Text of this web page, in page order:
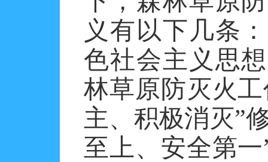
义有以下几条
色社会主义思
林草原防灭火
主、积极消灭”
至上、安全第